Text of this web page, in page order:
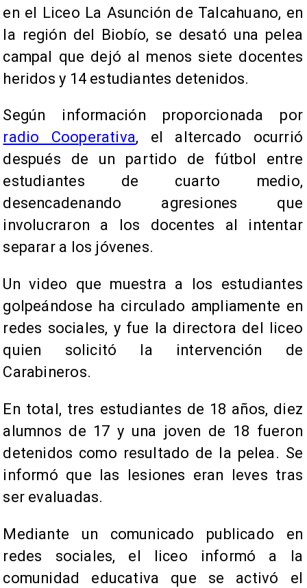
en el Liceo La Asunción de Talcahuano, en
la región del Biobío, se desató una pelea
campal que dejó al menos siete docentes
heridos y 14 estudiantes detenidos.
Según información proporcionada por
radio Cooperativa, el altercado ocurrió
después de un partido de fútbol entre
estudiantes de cuarto medio,
desencadenando agresiones que
involucraron a los docentes al intentar
separar a los jóvenes.
Un video que muestra a los estudiantes
golpeándose ha circulado ampliamente en
redes sociales, y fue la directora del liceo
quien solicitó la intervención de
Carabineros.
En total, tres estudiantes de 18 años, diez
alumnos de 17 y una joven de 18 fueron
detenidos como resultado de la pelea. Se
informó que las lesiones eran leves tras
ser evaluadas.
Mediante un comunicado publicado en
redes sociales, el liceo informó a la
comunidad educativa que se activó el